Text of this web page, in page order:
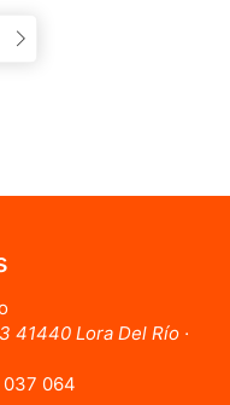
41440 Lora Del Río ·
064